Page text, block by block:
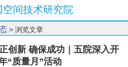
空间技术研究院
> 浏览文章
创新 确保成功｜五院深入开
“质量月”活动